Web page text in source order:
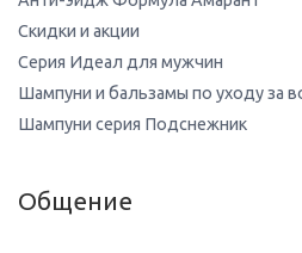
Скидки и акции
Серия Идеал для мужчин
Шампуни и бальзамы по уходу за
Шампуни серия Подснежник
Общение